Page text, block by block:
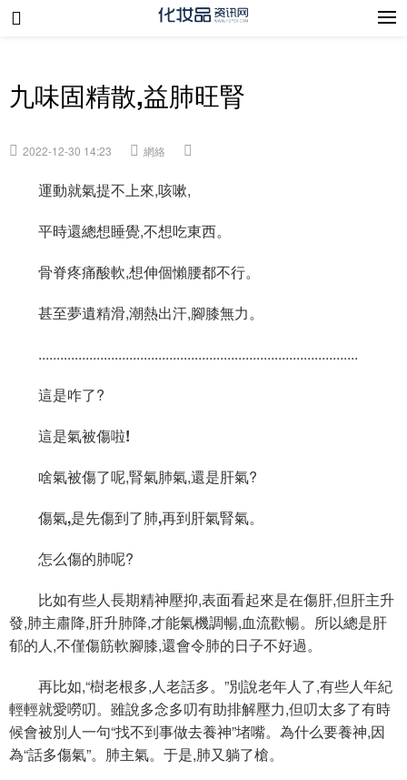
九味固精散,益肺旺腎
2022-12-30 14:23 網絡
運動就氣提不上來,咳嗽,
平時還總想睡覺,不想吃東西。
骨脊疼痛酸軟,想伸個懶腰都不行。
甚至夢遺精滑,潮熱出汗,腳膝無力。
........................................................................................
這是咋了?
這是氣被傷啦!
啥氣被傷了呢,腎氣肺氣,還是肝氣?
傷氣,是先傷到了肺,再到肝氣腎氣。
怎么傷的肺呢?
比如有些人長期精神壓抑,表面看起來是在傷肝,但肝主升
發,肺主肅降,肝升肺降,才能氣機調暢,血流歡暢。所以總是肝
郁的人,不僅傷筋軟腳膝,還會令肺的日子不好過。
再比如,“樹老根多,人老話多。”別說老年人了,有些人年紀
輕輕就愛嘮叨。雖說多念多叨有助排解壓力,但叨太多了有時
候會被別人一句“找不到事做去養神”堵嘴。為什么要養神,因
為“話多傷氣”。肺主氣。于是,肺又躺了槍。